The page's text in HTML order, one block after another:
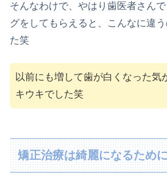
そんなわけで、やはり歯医者さん
グをしてもらえると、こんなに違
た笑
以前にも増して歯が白くなった気
キウキでした笑
矯正治療は綺麗になるため